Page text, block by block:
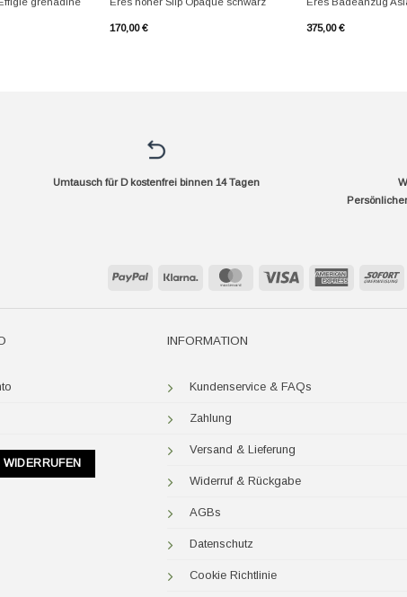
grenadine Eres hoher Slip Opaque schwarz
170,00€
Eres Badeanzug
375,00€
Umtausch für D kostenfrei binnen 14 Tagen
PayPal Klarna MasterCard Visa
American
WIDERRUFEN
INFORMATION
Kundenservice & FAQs
Zahlung
Versand & Lieferung
Widerruf & Rückgabe
AGBs
Datenschutz
Cookie Richtlinie